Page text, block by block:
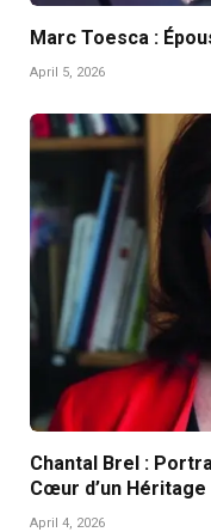
Marc Toesca :
April 5, 2026
Chantal Brel :
Cœur d’un
April 4, 2026